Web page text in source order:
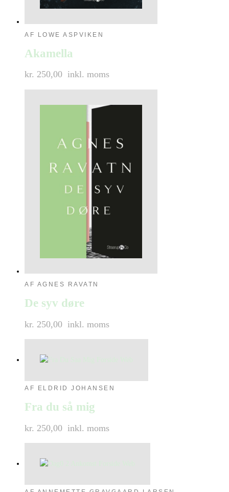
AF LOWE ASPVIKEN
Akamella
kr. 250,00 inkl. moms
AF AGNES RAVATN
De syv døre
kr. 250,00 inkl. moms
AF ELDRID JOHANSEN
Fra du så mig
kr. 250,00 inkl. moms